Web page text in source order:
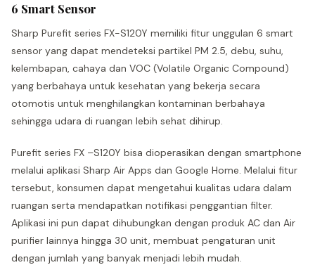
6 Smart Sensor
Sharp Purefit series FX-S120Y memiliki fitur unggulan 6 smart
sensor yang dapat mendeteksi partikel PM 2.5, debu, suhu,
kelembapan, cahaya dan VOC (Volatile Organic Compound)
yang berbahaya untuk kesehatan yang bekerja secara
otomotis untuk menghilangkan kontaminan berbahaya
sehingga udara di ruangan lebih sehat dihirup.
Purefit series FX –S120Y bisa dioperasikan dengan smartphone
melalui aplikasi Sharp Air Apps dan Google Home. Melalui fitur
tersebut, konsumen dapat mengetahui kualitas udara dalam
ruangan serta mendapatkan notifikasi penggantian filter.
Aplikasi ini pun dapat dihubungkan dengan produk AC dan Air
purifier lainnya hingga 30 unit, membuat pengaturan unit
dengan jumlah yang banyak menjadi lebih mudah.